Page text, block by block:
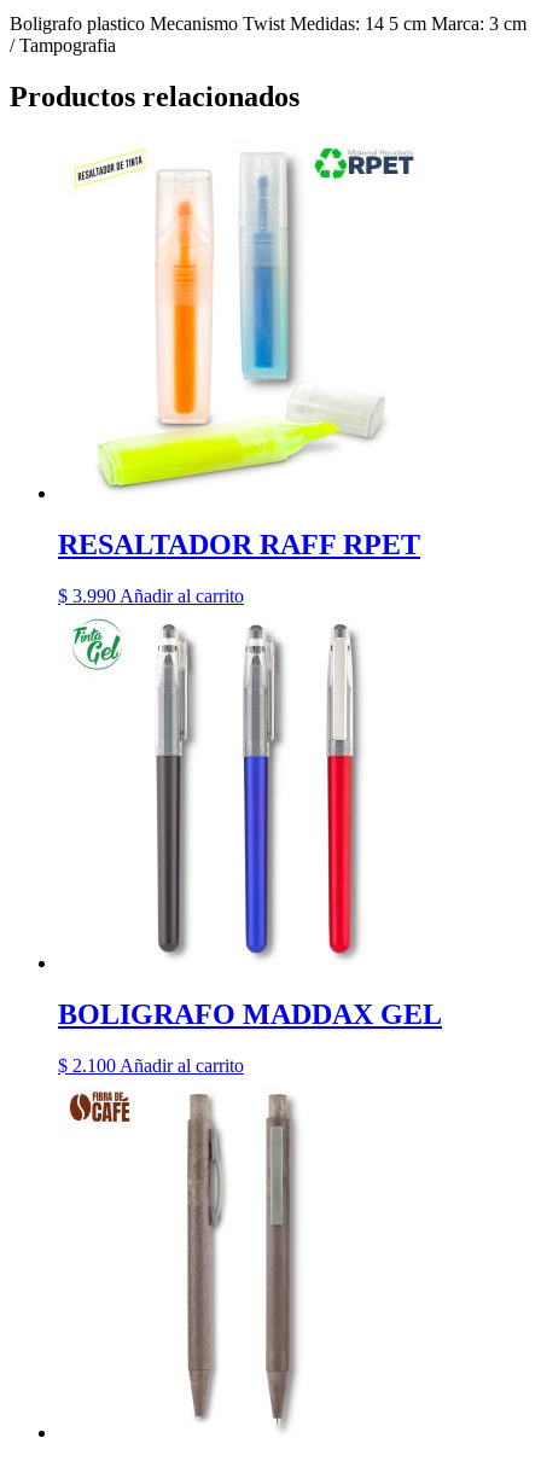
Boligrafo plastico Mecanismo Twist Medidas: 14 5 cm Marca: 3 cm
/ Tampografia
Productos relacionados
RESALTADOR RAFF RPET
$ 3.990 Añadir al carrito
BOLIGRAFO MADDAX GEL
$ 2.100 Añadir al carrito